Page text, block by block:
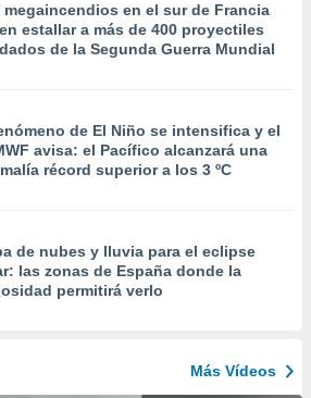
megaincendios en el sur de Francia
estallar a más de 400 proyectiles
de la Segunda Guerra Mundial
de El Niño se intensifica y el
avisa: el Pacífico alcanzará una
récord superior a los 3 ºC
de nubes y lluvia para el eclipse
las zonas de España donde la
permitirá verlo
Más Vídeos